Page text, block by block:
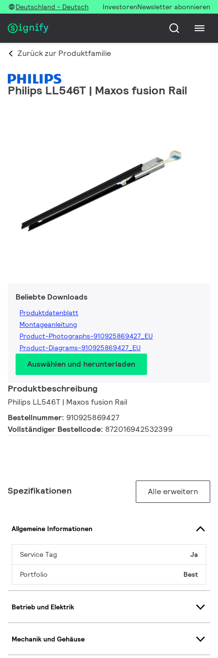
Deutschland - Deutsch InvestorenNewsletter abonnieren
Zurück zur Produktfamilie
Philips LL546T | Maxos fusion Rail
Beliebte Downloads
Produktdatenblatt
Montageanleitung
Product-Photographs-910925869427_EU
Product-Diagrams-910925869427_EU
Auswählen und herunterladen
Produktbeschreibung
Philips LL546T | Maxos fusion Rail
Bestellnummer: 910925869427
Vollständiger Bestellcode: 872016942532399
Spezifikationen Alle erweitern
Allgemeine Informationen
Service Tag Ja
Portfolio Best
Betrieb und Elektrik
Mechanik und Gehäuse